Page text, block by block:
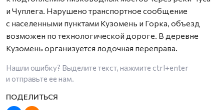
и Чуплега. Нарушено транспортное сообщение
с населенными пунктами Кузомень и Горка, объезд
возможен по технологической дороге. В деревне
Кузомень организуется лодочная переправа.
Нашли ошибку? Выделите текст, нажмите ctrl+enter
и отправьте ее нам.